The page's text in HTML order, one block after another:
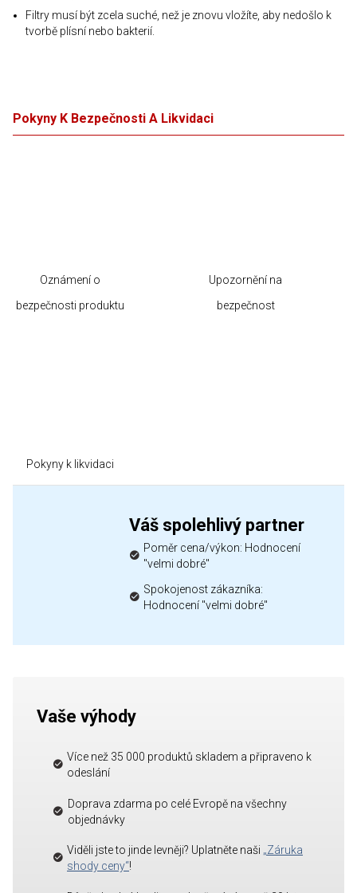
Filtry musí být zcela suché, než je znovu vložíte, aby nedošlo k
tvorbě plísní nebo bakterií.
Pokyny K Bezpečnosti A Likvidaci
Oznámení o
bezpečnosti produktu
Upozornění na
bezpečnost
Pokyny k likvidaci
Váš spolehlivý partner
Poměr cena/výkon: Hodnocení
"velmi dobré"
Spokojenost zákazníka:
Hodnocení "velmi dobré"
Vaše výhody
Více než 35 000 produktů skladem a připraveno k
odeslání
Doprava zdarma po celé Evropě na všechny
objednávky
Viděli jste to jinde levněji? Uplatněte naši „Záruka
shody ceny“!